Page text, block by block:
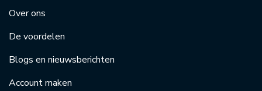
Over ons
De voordelen
Blogs en nieuwsberichten
Account maken